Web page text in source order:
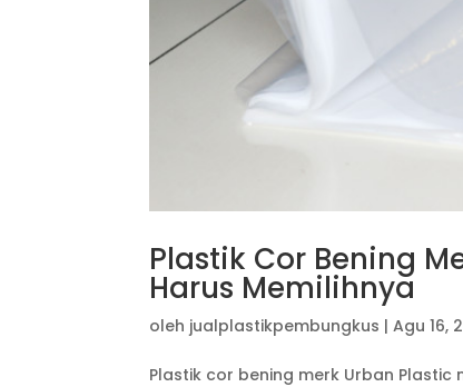
Plastik Cor Bening
Harus Memilihnya
oleh jualplastikpembungkus |Agu 16,
Plastik cor bening merk Urban